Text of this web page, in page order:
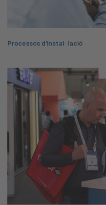
Processos d'instal· lació